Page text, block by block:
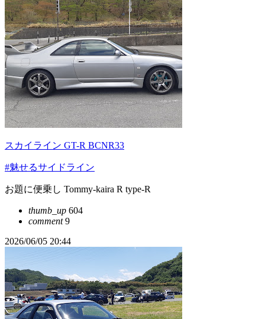
スカイライン GT-R BCNR33
#魅せるサイドライン
お題に便乗し Tommy-kaira R type-R
thumb_up 604
comment9
2026/06/05 20:44